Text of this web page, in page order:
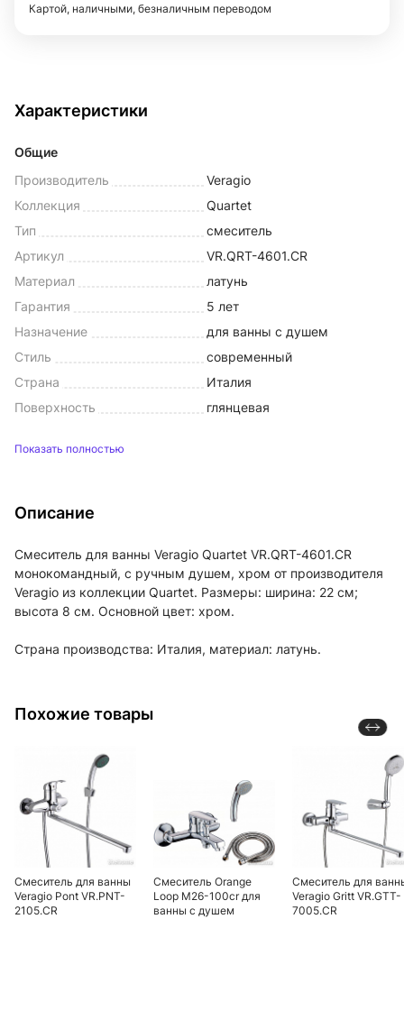
Картой, наличными, безналичным переводом
Характеристики
Общие
Производитель
Veragio
Коллекция
Quartet
Тип
смеситель
Артикул
VR.QRT-4601.CR
Материал
латунь
Гарантия
5 лет
Назначение
для ванны с душем
Стиль
современный
Страна
Италия
Поверхность
глянцевая
Показать полностью
Описание
Смеситель для ванны Veragio Quartet VR.QRT-4601.CR
монокомандный, с ручным душем, хром от производителя
Veragio из коллекции Quartet. Размеры: ширина: 22 см;
высота 8 см. Основной цвет: хром.
Страна производства: Италия, материал: латунь.
Похожие товары
Смеситель для ванны
Veragio Pont VR.PNT-
2105.CR
Смеситель Orange
Loop M26-100cr для
ванны с душем
Смеситель для
Veragio Gritt VR.GTT-
7005.CR